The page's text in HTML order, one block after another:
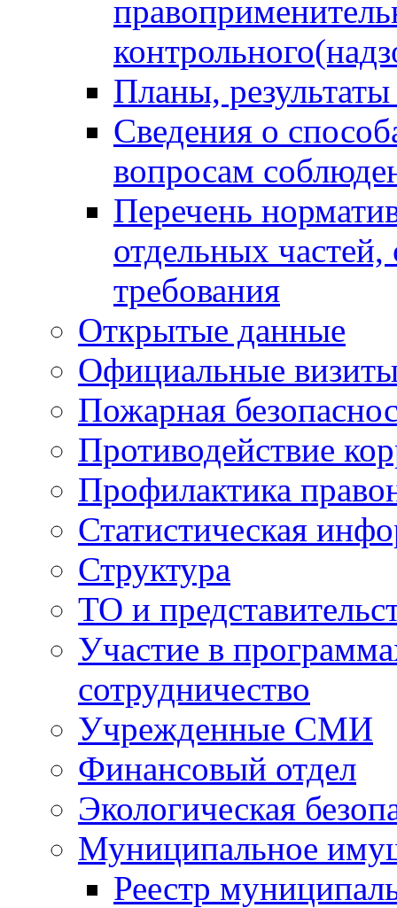
Планы,
Сведения о
вопросам
Перечень
отдельных
требования
Открытые данные
Официальные
Пожарная
Противодействие
Профилактика
Статистическая
Структура
ТО и
Участие в
сотрудничество
Учрежденные СМИ
Финансовый отдел
Экологическая
Муниципальное
Реестр